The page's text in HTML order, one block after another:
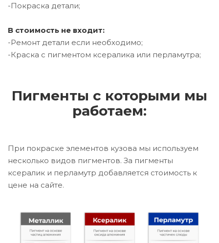
-Покраска детали;
В стоимость не входит:
-Ремонт детали если необходимо;
-Краска с пигментом ксералика или перламутра;
Пигменты с которыми мы
работаем:
При покраске элементов кузова мы используем
несколько видов пигментов. За пигменты
ксералик и перламутр добавляется стоимость к
цене на сайте.